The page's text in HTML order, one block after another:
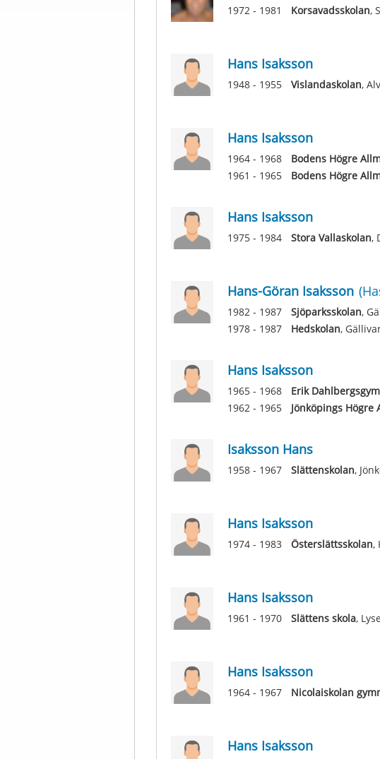
1972 - 1981 Korsavadsskolan,
Hans Isaksson
1948 - 1955 Vislandaskolan,
Hans Isaksson
1964 - 1968 Bodens Högre
1961 - 1965
Bodens Högre
Hans Isaksson
1975 - 1984 Stora Vallaskolan,
Hans-Göran Isaksson
1982 - 1987 Sjöparksskolan,
1978 - 1987
Hedskolan,
Hans Isaksson
1965 - 1968 Erik
1962 - 1965
Jönköpings Högre
Isaksson Hans
1958 - 1967 Slättenskolan,
Hans Isaksson
1974 - 1983 Österslättsskolan,
Hans Isaksson
1961 - 1970 Slättens skola,
Hans Isaksson
1964 - 1967 Nicolaiskolan
Hans Isaksson